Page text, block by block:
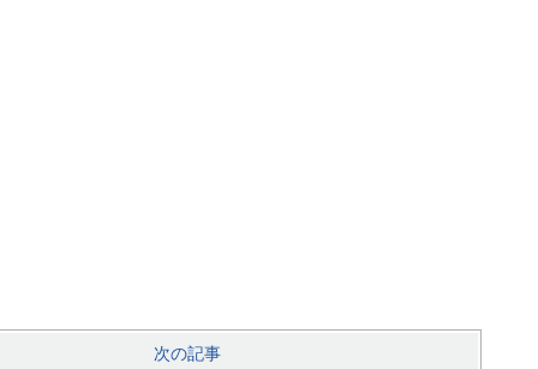
次の記事